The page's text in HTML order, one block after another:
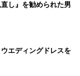
し』を勧められた男
ウエディングドレスを